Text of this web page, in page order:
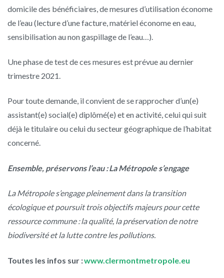
domicile des bénéficiaires, de mesures d’utilisation économe
de l’eau (lecture d’une facture, matériel économe en eau,
sensibilisation au non gaspillage de l’eau…).
Une phase de test de ces mesures est prévue au dernier
trimestre 2021.
Pour toute demande, il convient de se rapprocher d’un(e)
assistant(e) social(e) diplômé(e) et en activité, celui qui suit
déjà le titulaire ou celui du secteur géographique de l’habitat
concerné.
Ensemble, préservons l’eau : La Métropole s’engage
La Métropole s’engage pleinement dans la transition
écologique et poursuit trois objectifs majeurs pour cette
ressource commune : la qualité, la préservation de notre
biodiversité et la lutte contre les pollutions.
Toutes les infos sur :www.clermontmetropole.eu